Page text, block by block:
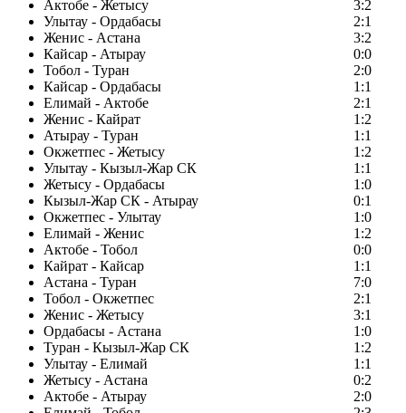
Актобе - Жетысу
3:2
Улытау - Ордабасы
2:1
Женис - Астана
3:2
Кайсар - Атырау
0:0
Тобол - Туран
2:0
Кайсар - Ордабасы
1:1
Елимай - Актобе
2:1
Женис - Кайрат
1:2
Атырау - Туран
1:1
Окжетпес - Жетысу
1:2
Улытау - Кызыл-Жар СК
1:1
Жетысу - Ордабасы
1:0
Кызыл-Жар СК - Атырау
0:1
Окжетпес - Улытау
1:0
Елимай - Женис
1:2
Актобе - Тобол
0:0
Кайрат - Кайсар
1:1
Астана - Туран
7:0
Тобол - Окжетпес
2:1
Женис - Жетысу
3:1
Ордабасы - Астана
1:0
Туран - Кызыл-Жар СК
1:2
Улытау - Елимай
1:1
Жетысу - Астана
0:2
Актобе - Атырау
2:0